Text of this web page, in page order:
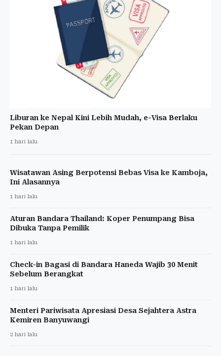
Liburan ke Nepal Kini Lebih Mudah, e-Visa Berlaku
Pekan Depan
1 hari lalu
Wisatawan Asing Berpotensi Bebas Visa ke Kamboja,
Ini Alasannya
1 hari lalu
Aturan Bandara Thailand: Koper Penumpang Bisa
Dibuka Tanpa Pemilik
1 hari lalu
Check-in Bagasi di Bandara Haneda Wajib 30 Menit
Sebelum Berangkat
1 hari lalu
Menteri Pariwisata Apresiasi Desa Sejahtera Astra
Kemiren Banyuwangi
2 hari lalu